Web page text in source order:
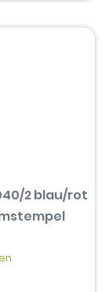
2 blau/rot